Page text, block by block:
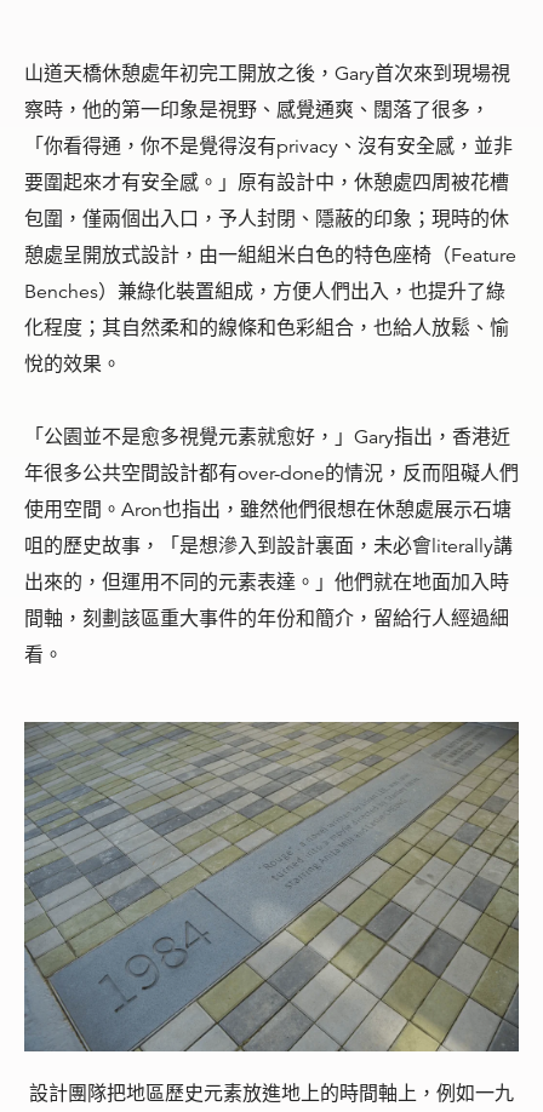
山道天橋休憩處年初完工開放之後，Gary首次來到現場視
察時，他的第一印象是視野、感覺通爽、闊落了很多，
「你看得通，你不是覺得沒有privacy、沒有安全感，並非
要圍起來才有安全感。」原有設計中，休憩處四周被花槽
包圍，僅兩個出入口，予人封閉、隱蔽的印象；現時的休
憩處呈開放式設計，由一組組米白色的特色座椅（Feature
Benches）兼綠化裝置組成，方便人們出入，也提升了綠
化程度；其自然柔和的線條和色彩組合，也給人放鬆、愉
悅的效果。
「公園並不是愈多視覺元素就愈好，」Gary指出，香港近
年很多公共空間設計都有over-done的情況，反而阻礙人們
使用空間。Aron也指出，雖然他們很想在休憩處展示石塘
咀的歷史故事，「是想滲入到設計裏面，未必會literally講
出來的，但運用不同的元素表達。」他們就在地面加入時
間軸，刻劃該區重大事件的年份和簡介，留給行人經過細
看。
設計團隊把地區歷史元素放進地上的時間軸上，例如一九